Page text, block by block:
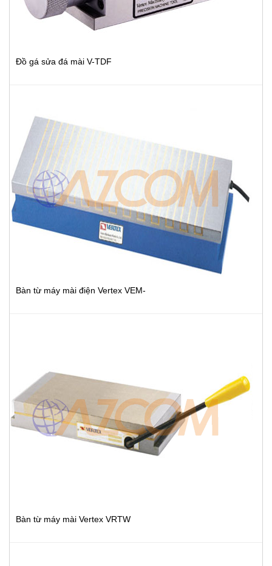
Đồ gá sửa đá mài V-TDF
Bàn từ máy mài điện Vertex VEM-
Bàn từ máy mài Vertex VRTW